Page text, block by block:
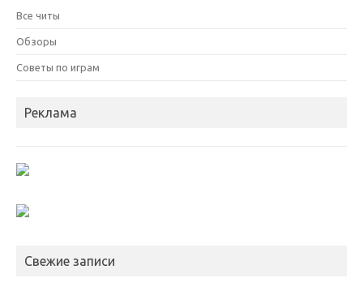
Все читы
Обзоры
Советы по играм
Реклама
Свежие записи